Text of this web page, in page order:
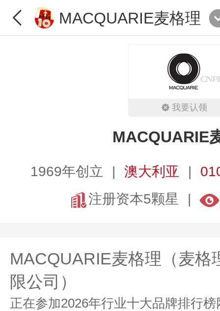
MACQUARIE麦格理
我要认领
MACQUARIE
1969年创立 澳大利亚
注册资本5颗星
MACQUARIE麦格理（麦格
限公司）
正在参加2026年行业十大品牌排行